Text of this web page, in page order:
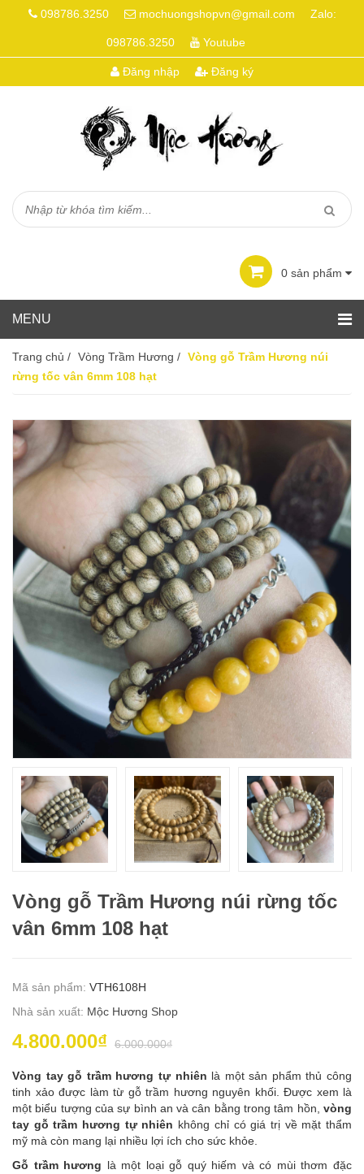
098786.3250 mochuongshopvn@gmail.com Zalo:
098786.3250 Youtube
Đăng nhập Đăng ký
0 sản phẩm
Trang chủ / Vòng Trầm Hương / Vòng gỗ Trầm Hương núi
rừng tốc vân 6mm 108 hạt
Vòng gỗ Trầm Hương núi rừng tốc
vân 6mm 108 hạt
Mã sản phẩm: VTH6108H
Nhà sản xuất: Mộc Hương Shop
4.800.000₫ 6.000.000₫
Vòng tay gỗ trầm hương tự nhiên là một sản phẩm thủ công
tinh xảo được làm từ gỗ trầm hương nguyên khối. Được xem là
một biểu tượng của sự bình an và cân bằng trong tâm hồn, vòng
tay gỗ trầm hương tự nhiên không chỉ có giá trị về mặt thẩm
mỹ mà còn mang lại nhiều lợi ích cho sức khỏe.
Gỗ trầm hương là một loại gỗ quý hiếm và có mùi thơm đặc